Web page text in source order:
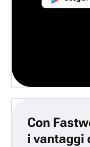
Con
i vantaggi